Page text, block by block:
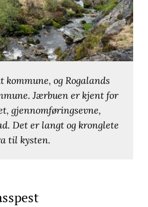
og Rogalands
Jærbuen er kjent for
gjennomføringsevne,
Det er langt og kronglete
til kysten.